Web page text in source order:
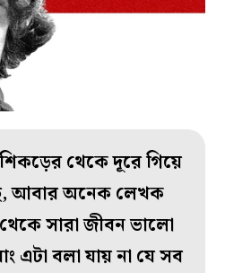
থেকে দূরে গিয়ে
আবার অনেক লেখক
সারা জীবন ভালো
এটা বলা যায় না যে সব